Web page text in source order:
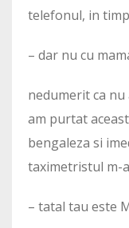
telefonul, in
– dar nu cu
nedumerit ca nu
am purtat
bengaleza si
taximetristul m-
– tatal tau este